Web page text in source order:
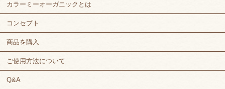
カラーミーオーガニックとは
コンセプト
商品を購入
ご使用方法について
Q&A